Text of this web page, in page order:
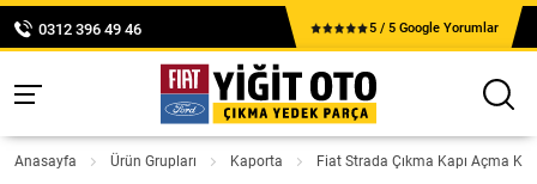
0312 396 49 46 5 / 5 Google Yorumlar
Anasayfa Ürün Grupları Kaporta Fiat Strada Çıkma Kapı Açma